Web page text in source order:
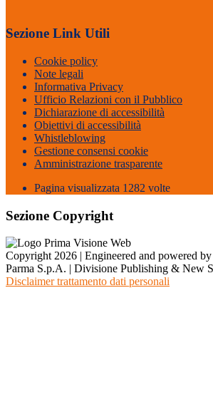
Sezione Link Utili
Cookie policy
Note legali
Informativa Privacy
Ufficio Relazioni con il Pubblico
Dichiarazione di accessibilità
Obiettivi di accessibilità
Whistleblowing
Gestione consensi cookie
Amministrazione trasparente
Pagina visualizzata 1282 volte
Sezione Copyright
Copyright 2026 | Engineered and powered
Parma S.p.A. | Divisione Publishing & New
Disclaimer trattamento dati personali